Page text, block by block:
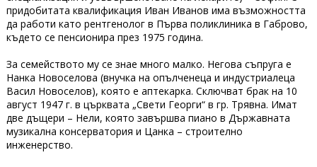
придобитата квалификация Иван Иванов има възможността
да работи като рентгенолог в Първа поликлиника в Габрово,
където се пенсионира през 1975 година.
За семейството му се знае много малко. Негова съпруга е
Нанка Новоселова (внучка на опълченеца и индустриалеца
Васил Новоселов), която е аптекарка. Сключват брак на 10
август 1947 г. в църквата „Свети Георги“ в гр. Трявна. Имат
две дъщери – Нели, която завършва пиано в Държавната
музикална консерватория и Цанка – строително
инженерство.